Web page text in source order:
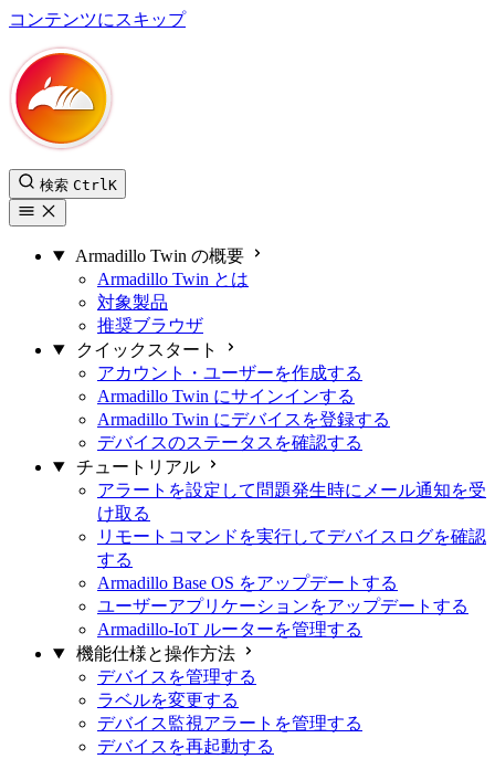
コンテンツにスキップ
Armadillo Twin ユーザーマニュアル
検索 CtrlK
Armadillo Twin の概要
Armadillo Twin とは
対象製品
推奨ブラウザ
クイックスタート
アカウント・ユーザーを作成する
Armadillo Twin にサインインする
Armadillo Twin にデバイスを登録する
デバイスのステータスを確認する
チュートリアル
アラートを設定して問題発生時にメール通知を受
け取る
リモートコマンドを実行してデバイスログを確認
する
Armadillo Base OS をアップデートする
ユーザーアプリケーションをアップデートする
Armadillo-IoT ルーターを管理する
機能仕様と操作方法
デバイスを管理する
ラベルを変更する
デバイス監視アラートを管理する
デバイスを再起動する